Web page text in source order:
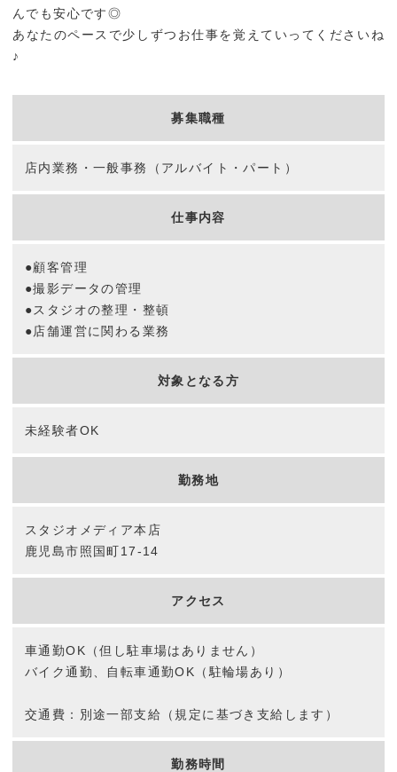
出張撮影
スタジオ
フォトアイテム
訪問着レンタル
お客様の声
よくあるご質問
アクセス
んでも安心です◎
あなたのペースで少しずつお仕事を覚えていってくださいね
♪
募集職種
店内業務・一般事務（アルバイト・パート）
仕事内容
●顧客管理
●撮影データの管理
●スタジオの整理・整頓
●店舗運営に関わる業務
対象となる方
未経験者OK
勤務地
スタジオメディア本店
鹿児島市照国町17-14
アクセス
車通勤OK（但し駐車場はありません）
バイク通勤、自転車通勤OK（駐輪場あり）
交通費：別途一部支給（規定に基づき支給します）
勤務時間